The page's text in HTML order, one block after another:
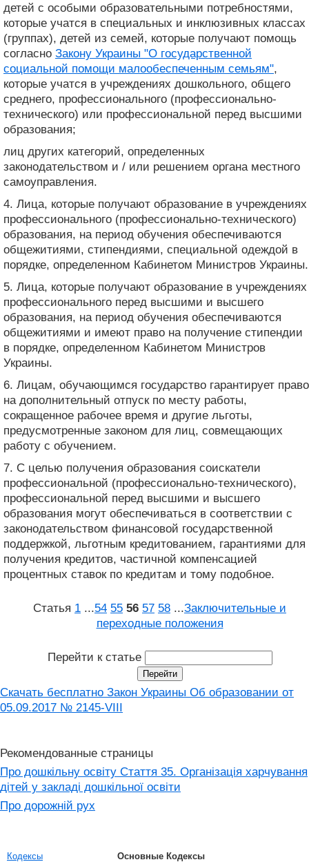
детей с особыми образовательными потребностями,
которые учатся в специальных и инклюзивных классах
(группах), детей из семей, которые получают помощь
согласно Закону Украины "О государственной
социальной помощи малообеспеченным семьям",
которые учатся в учреждениях дошкольного, общего
среднего, профессионального (профессионально-
технического) или профессиональной перед высшими
образования;
лиц других категорий, определенных
законодательством и / или решением органа местного
самоуправления.
4. Лица, которые получают образование в учреждениях
профессионального (профессионально-технического)
образования, на период обучения обеспечиваются
общежитиями, стипендиями, специальной одеждой в
порядке, определенном Кабинетом Министров Украины.
5. Лица, которые получают образование в учреждениях
профессионального перед высшими и высшего
образования, на период обучения обеспечиваются
общежитиями и имеют право на получение стипендии
в порядке, определенном Кабинетом Министров
Украины.
6. Лицам, обучающимся государство гарантирует право
на дополнительный отпуск по месту работы,
сокращенное рабочее время и другие льготы,
предусмотренные законом для лиц, совмещающих
работу с обучением.
7. С целью получения образования соискатели
профессиональной (профессионально-технического),
профессиональной перед высшими и высшего
образования могут обеспечиваться в соответствии с
законодательством финансовой государственной
поддержкой, льготным кредитованием, гарантиями для
получения кредитов, частичной компенсацией
процентных ставок по кредитам и тому подобное.
Статья 1 ...54 55 56 57 58 ...Заключительные и
переходные положения
Перейти к статье
Скачать бесплатно Закон Украины Об образовании от
05.09.2017 № 2145-VIII
Рекомендованные страницы
Про дошкільну освіту Стаття 35. Організація харчування
дітей у закладі дошкільної освіти
Про дорожній рух
Кодексы
Основные Кодексы